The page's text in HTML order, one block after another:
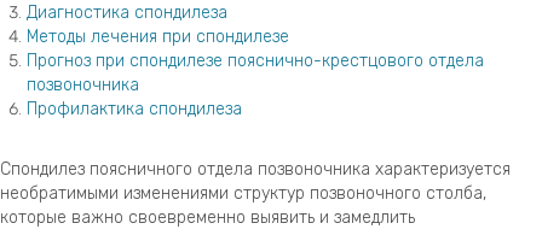
Диагностика спондилеза
Методы лечения при спондилезе
Прогноз при спондилезе пояснично-крестцового отдела
позвоночника
Профилактика спондилеза
Спондилез поясничного отдела позвоночника характеризуется
необратимыми изменениями структур позвоночного столба,
которые важно своевременно выявить и замедлить